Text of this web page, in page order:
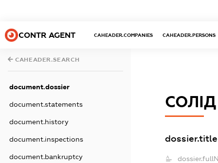
CONTR AGENT CAHEADER.COMPANIES CAHEADER.PERSONS
CAHEADER.SEARCH
document.dossier
document.statements
document.history
document.inspections
document.bankruptcy
СОЛІД
dossier.title